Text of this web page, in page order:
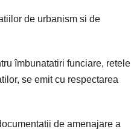
de urbanism si de
îmbunatatiri funciare, retele
se emit cu respectarea
de amenajare a